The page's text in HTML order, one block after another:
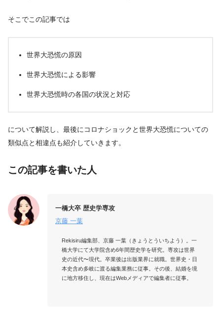
そこでこの記事では
世界大恐慌の原因
世界大恐慌による影響
世界大恐慌時の各国の状況と対応
について解説し、最後にコロナショックと世界大恐慌についての
類似点と相違点も紹介していきます。
この記事を書いた人
一橋大卒 歴史学専攻
京藤 一葉
Rekisiru編集部、京藤 一葉（きょうとういちよう）。一
橋大学にて大学院含め6年間歴史学を研究。専攻は世界
史の近代〜現代。卒業後は出版業界に就職。世界史・日
本史含め多岐に渡る編集業務に従事。その後、結婚を境
に地方移住し、現在はWebメディアで編集者に従事。